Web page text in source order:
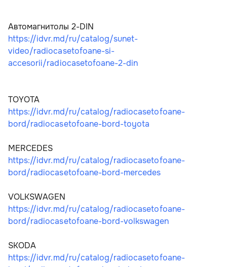
https://idvr.md/ru/catalog/sunet-
video/radiocasetofoane-si-
accesorii/radiocasetofoane-2-din
https://idvr.md/ru/catalog/radiocasetofoane-
bord/radiocasetofoane-bord-toyota
https://idvr.md/ru/catalog/radiocasetofoane-
bord/radiocasetofoane-bord-mercedes
https://idvr.md/ru/catalog/radiocasetofoane-
bord/radiocasetofoane-bord-volkswagen
https://idvr.md/ru/catalog/radiocasetofoane-